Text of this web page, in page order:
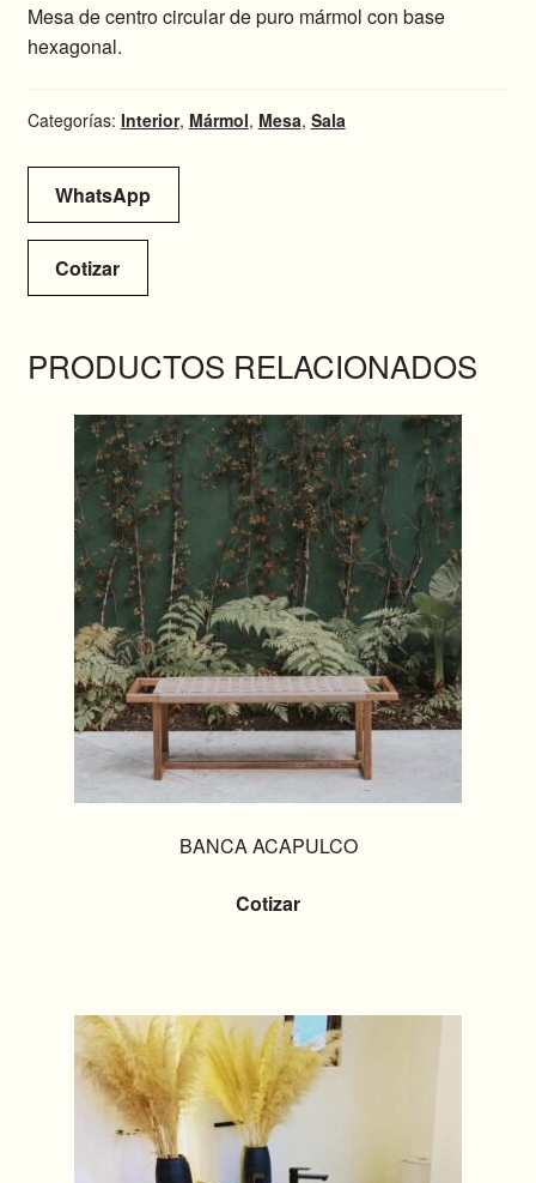
Mesa de centro circular de puro mármol con base
hexagonal.
Categorías: Interior, Mármol, Mesa, Sala
WhatsApp
Cotizar
PRODUCTOS RELACIONADOS
BANCA ACAPULCO
Cotizar